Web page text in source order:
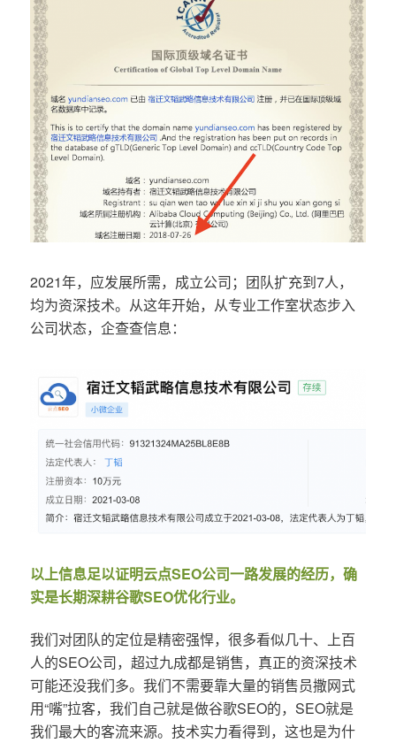
2021年，应发展所需，成立公司；团队扩充到7人，
均为资深技术。从这年开始，从专业工作室状态步入
公司状态，企查查信息：
以上信息足以证明云点SEO公司一路发展的经历，确
实是长期深耕谷歌SEO优化行业。
我们对团队的定位是精密强悍，很多看似几十、上百
人的SEO公司，超过九成都是销售，真正的资深技术
可能还没我们多。我们不需要靠大量的销售员撒网式
用“嘴”拉客，我们自己就是做谷歌SEO的，SEO就是
我们最大的客流来源。技术实力看得到，这也是为什